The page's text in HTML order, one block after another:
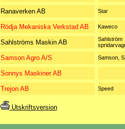
Ranaverken AB Star
Rödja Mekaniska Verkstad AB Kaweco
Sahlströms Maskin AB
Sahlström
Samson Agro A/S Samson,
Sonnys Maskiner AB
Trejon AB Speed
Utskriftsversion